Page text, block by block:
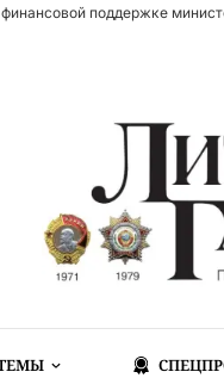
поддержке